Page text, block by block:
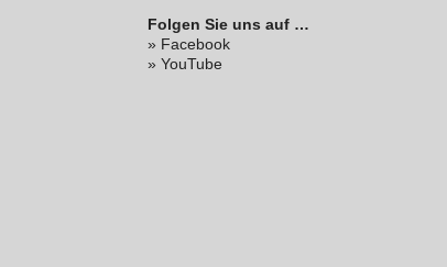
Folgen Sie uns auf …
» Facebook
» YouTube